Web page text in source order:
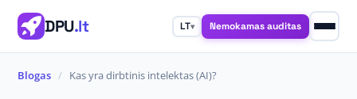
DPU.lt LT▾ Nemokamas auditas
Blogas / Kas yra dirbtinis intelektas (AI)?